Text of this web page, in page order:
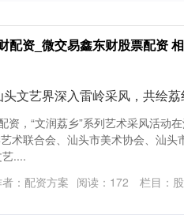
配资_微交易鑫东财股票配资
文艺界深入雷岭采风，共绘
资，“文润荔乡”系列艺术采风活动
术联合会、汕头市美术协会、汕头
....
：配资方案 阅读： 172 栏目：